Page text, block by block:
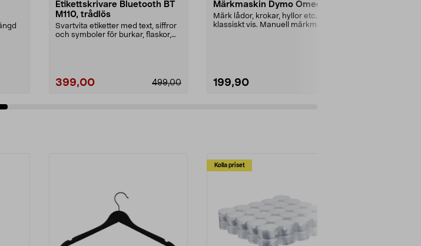
Etikettskrivare Bluetooth BT
M110, trådlös
Svartvita etiketter med text, siffror
och symboler för burkar, flaskor,
399,00 499,00
Märkmaskin Dymo Omega
Märk lådor, krokar, hyllor etc. på
klassiskt vis. Manuell märkmaskin
199,90
Kolla priset